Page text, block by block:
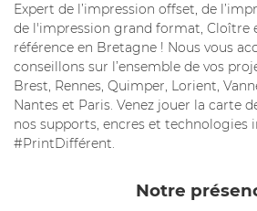
Expert de l’impression offset, de
de l'impression grand format, Cloître
référence en Bretagne ! Nous vous
conseillons sur l’ensemble de vos
Brest, Rennes, Quimper, Lorient,
Nantes et Paris. Venez jouer la carte
nos supports, encres et technologies
#PrintDifférent.
Notre